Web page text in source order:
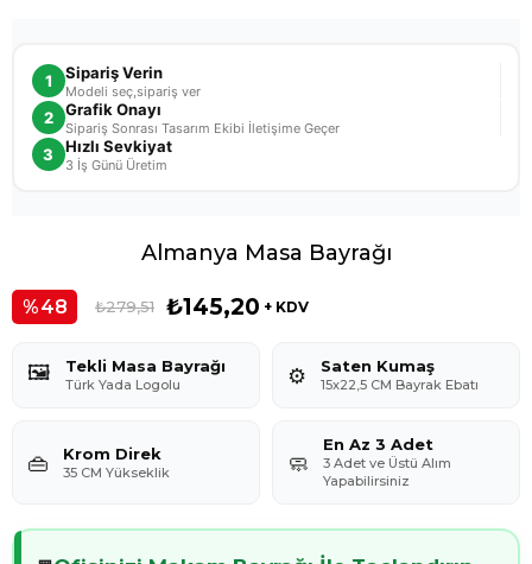
1 Sipariş Verin
Modeli seç,sipariş ver
2 Grafik Onayı
Sipariş Sonrası Tasarım Ekibi İletişime Geçer
3 Hızlı Sevkiyat
3 İş Günü Üretim
Almanya Masa Bayrağı
48 ₺279,51 ₺145,20 + KDV
🖼️ Tekli Masa Bayrağı
Türk Yada Logolu ⚙️ Saten Kumaş
15x22,5 CM Bayrak Ebatı
👜 Krom Direk
35 CM Yükseklik 🧼
En Az 3 Adet
3 Adet ve Üstü Alım
Yapabilirsiniz